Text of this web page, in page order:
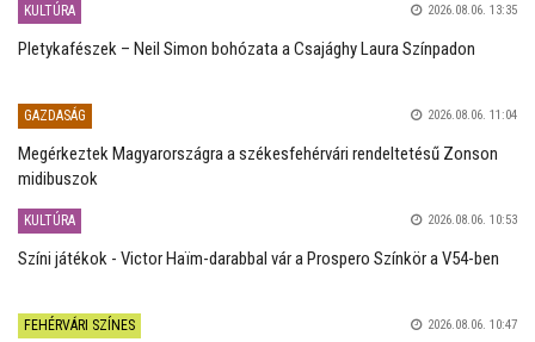
KULTÚRA 2026.08.06. 13:35
Pletykafészek – Neil Simon bohózata a Csajághy Laura Színpadon
GAZDASÁG 2026.08.06. 11:04
Megérkeztek Magyarországra a székesfehérvári rendeltetésű Zonson
midibuszok
KULTÚRA 2026.08.06. 10:53
Színi játékok - Victor Haïm-darabbal vár a Prospero Színkör a V54-ben
FEHÉRVÁRI SZÍNES 2026.08.06. 10:47